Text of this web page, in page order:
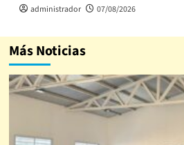
administrador 07/08/2026
Más Noticias